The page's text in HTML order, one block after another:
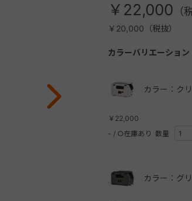
￥22,000
￥20,000（税抜）
カラーバリエーション
カラー：ク
￥22,000
- / ○在庫あり 数量
カラー：グ